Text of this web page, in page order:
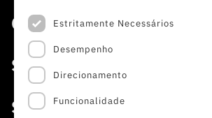
Prémios
Notas de Imprensa
Subscrever Newsletter
Subscrever Direct Mail de Concursos
Agenda
Concursos
Concursos Abertos
Concursos Previstos
Concursos Fechados
Serviços
Serviços digitais: Tecnologia para o
Sobre
Estritamente Necessários
Desempenho
Direcionamento
Funcionalidade